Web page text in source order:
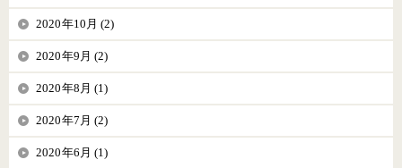
2020年10月 (2)
2020年9月 (2)
2020年8月 (1)
2020年7月 (2)
2020年6月 (1)